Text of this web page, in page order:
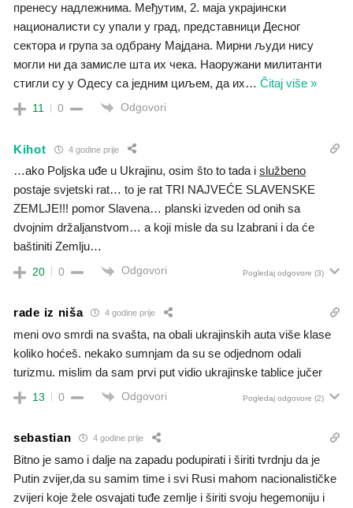
пренесу надлежнима. Међутим, 2. маја украјински
националисти су упали у град, представници Десног
сектора и група за одбрану Мајдана. Мирни људи нису
могли ни да замисле шта их чека. Наоружани милитанти
стигли су у Одесу са једним циљем, да их… Čitaj više »
11 0 Odgovori
Kihot 4 godine prije
…ako Poljska uđe u Ukrajinu, osim što to tada i službeno
postaje svjetski rat… to je rat TRI NAJVEĆE SLAVENSKE
ZEMLJE!!! pomor Slavena… planski izveden od onih sa
dvojnim držaljanstvom… a koji misle da su Izabrani i da će
baštiniti Zemlju…
20 0 Odgovori Pogledaj odgovore (3)
rade iz niša 4 godine prije
meni ovo smrdi na svašta, na obali ukrajinskih auta više klase
koliko hoćeš. nekako sumnjam da su se odjednom odali
turizmu. mislim da sam prvi put vidio ukrajinske tablice jučer
13 0 Odgovori Pogledaj odgovore (2)
sebastian 4 godine prije
Bitno je samo i dalje na zapadu podupirati i širiti tvrdnju da je
Putin zvijer,da su samim time i svi Rusi mahom nacionalističke
zvijeri koje žele osvajati tuđe zemlje i širiti svoju hegemoniju i